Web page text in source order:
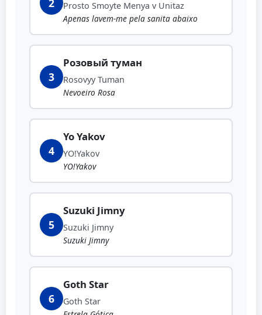
2
Prosto Smoyte Menya v Unitaz
Apenas lavem-me pela sanita abaixo
3
Розовый туман
Rosovyy Tuman
Nevoeiro Rosa
4
Yo Yakov
YO!Yakov
YO!Yakov
5
Suzuki Jimny
Suzuki Jimny
Suzuki Jimny
6
Goth Star
Goth Star